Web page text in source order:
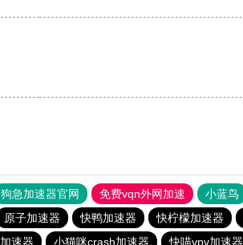
狗急加速器官网 免费vqn外网加速 小蓝鸟
原子加速器 快鸭加速器 快柠檬加速器
速器 小猫咪crash加速器 快喵vpv加速器